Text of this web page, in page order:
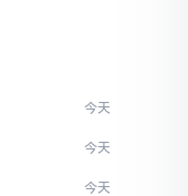
今天
今天
今天